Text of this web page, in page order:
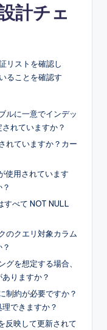
計チェ
リストを確認し
ることを確認す
ルに一意でインデッ
れていますか？
れていますか？カー
使用されています
すべて NOT NULL
のクエリ対象カラム
グを想定する場合、
りますか？
制約が必要ですか？
できますか？
反映して更新されて